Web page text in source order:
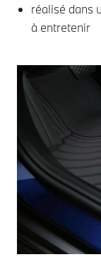
réalisé dans
à entretenir